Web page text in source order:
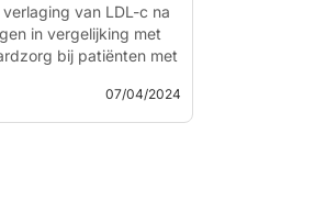
van LDL-c na
in vergelijking met
bij patiënten met
klinische
in de VS.
07/04/2024